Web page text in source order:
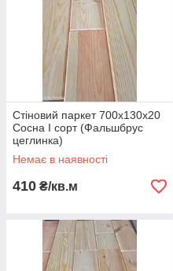
Стіновий паркет 700х130х20
Сосна І сорт (Фальшбрус
цеглинка)
Немає в наявності
410 ₴/кв.м